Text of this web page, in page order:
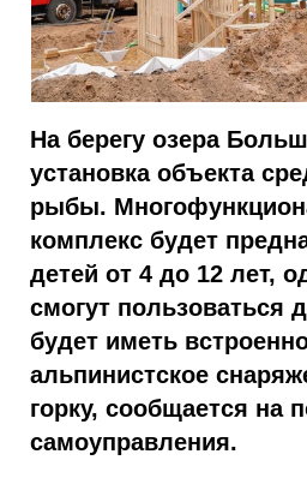
На берегу озера
установка объекта
рыбы.
комплекс будет
детей от 4 до 12 лет,
смогут пользоваться
будет иметь
альпинистское
горку, сообщается на
самоуправления.